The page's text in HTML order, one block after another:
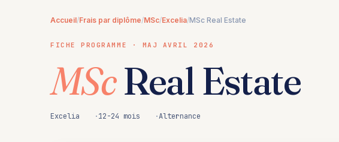
Accueil/Frais par diplôme/MSc/Excelia/MSc Real Estate
FICHE PROGRAMME · MAJ AVRIL 2026
MScReal Estate
Excelia 12-24 mois Alternance